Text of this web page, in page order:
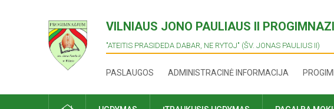
VILNIAUS JONO PAULIAUS II
"ATEITIS PRASIDEDA DABAR, NE RYTOJ" (ŠV. JONAS PAULIUS II)
PASLAUGOS ADMINISTRACINĖ INFORMACIJA